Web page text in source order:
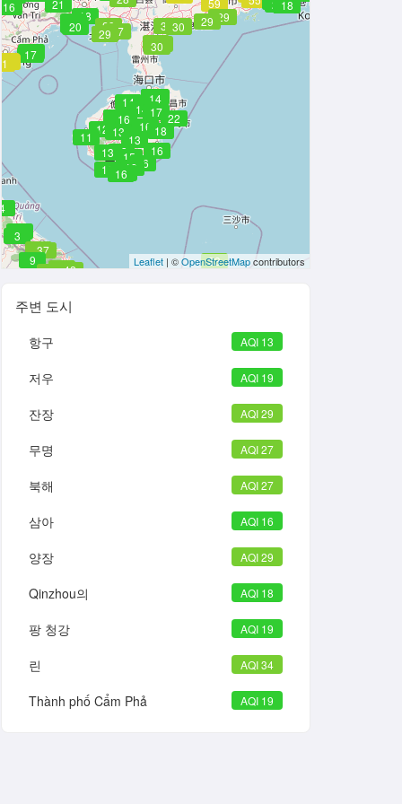
12
19
13
16
27
22
27
16
3
29
26
19
19
18
29
37
71
17
11
15
14
16
27
17
21
13
18
3
59
18
48
14
1315 16
21
22
16
13
14
30
33
22
12
16
13
4
26
56
19
15
18
29
24
31
16
29
42
27
20
22
21
32
9
63
14
29 30
15
29
20
16
Leaflet | ©OpenStreetMapcontributors
주변 도시
항구 AQI 13
저우 AQI 19
잔장 AQI 29
무명 AQI 27
북해 AQI 27
삼아 AQI 16
양장 AQI 29
Qinzhou의 AQI 18
팡 청강 AQI 19
린 AQI 34
Thành phố Cẩm Phả AQI 19